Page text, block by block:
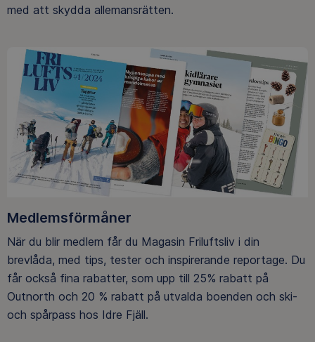
med att skydda allemansrätten.
Medlemsförmåner
När du blir medlem får du Magasin Friluftsliv i din
brevlåda, med tips, tester och inspirerande reportage. Du
får också fina rabatter, som upp till 25% rabatt på
Outnorth och 20 % rabatt på utvalda boenden och ski-
och spårpass hos Idre Fjäll.